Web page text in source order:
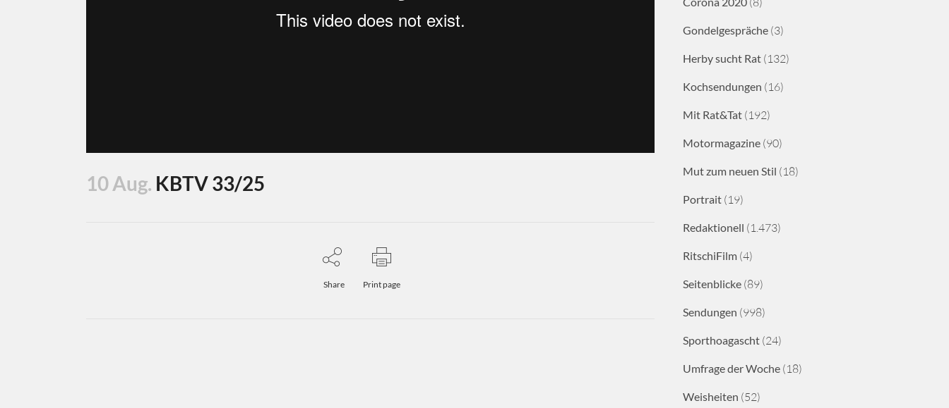
10 Aug. KBTV 33/25
Share Print page
Gondelgespräche (3)
Herby sucht Rat (132)
Kochsendungen (16)
Mit Rat&Tat (192)
Motormagazine (90)
Mut zum neuen Stil (18)
Portrait (19)
Redaktionell (1.473)
RitschiFilm (4)
Seitenblicke (89)
Sendungen (998)
Sporthoagascht (24)
Umfrage der Woche (18)
Weisheiten (52)